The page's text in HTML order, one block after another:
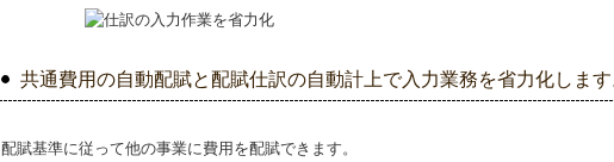
共通費用の自動配賦と配賦仕訳の自動計上で入力業務を省力化します
配賦基準に従って他の事業に費用を配賦できます。